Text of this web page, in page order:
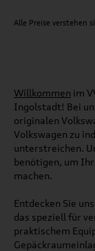
Alle Preise verstehen
Willkommen im
Ingolstadt! Bei
originalen
Volkswagen zu
unterstreichen.
benötigen, um
machen.
Entdecken Sie
das speziell für
praktischem